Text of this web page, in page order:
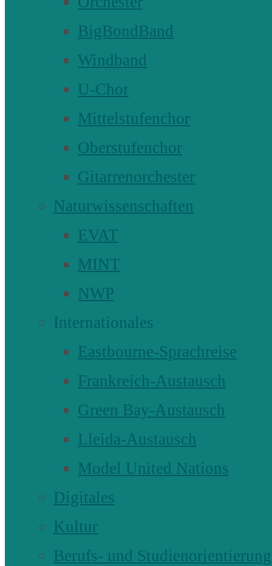
BigBondBand
Windband
U-Chor
Mittelstufenchor
Oberstufenchor
Gitarrenorchester
Naturwissenschaften
EVAT
MINT
NWP
Internationales
Eastbourne-Sprachreise
Frankreich-Austausch
Green Bay-Austausch
Lleida-Austausch
Model United Nations
Digitales
Kultur
Berufs- und Studienorientierung